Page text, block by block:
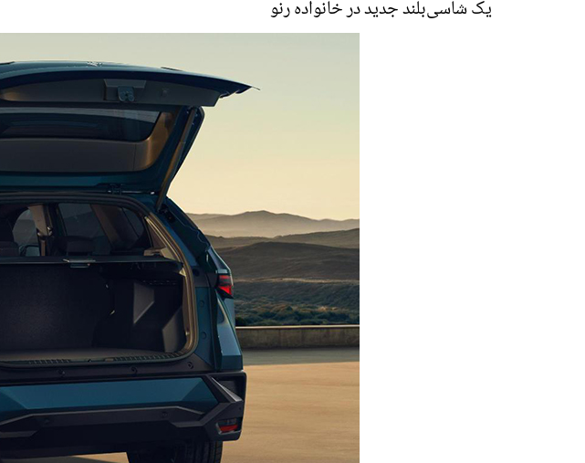
یک شاسی‌بلند جدید در خانواده رنو